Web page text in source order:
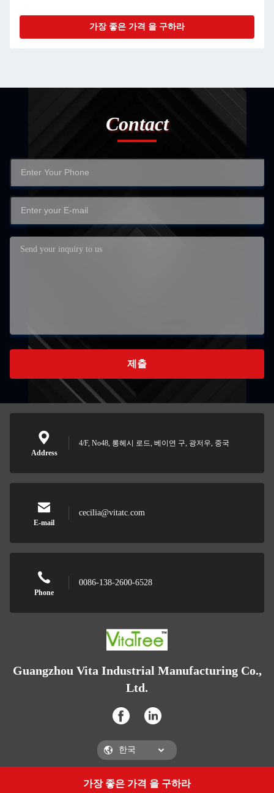
가장 좋은 가격 을 구하라
가장 좋은 가격 을 구하라
Contact
제출
Address
4/F, No48, 롱헤시 로드, 베이연 구, 광저우, 중국
E-mail
cecilia@vitatc.com
Phone
0086-138-2600-6528
Guangzhou Vita Industrial Manufacturing Co.,
Ltd.
Guangzhou Vita Industrial Manufacturing Co., Ltd.
Get a Quote